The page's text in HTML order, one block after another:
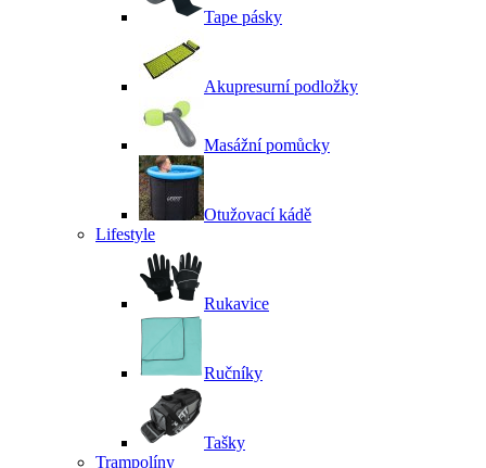
Tape pásky
Akupresurní podložky
Masážní pomůcky
Otužovací kádě
Lifestyle
Rukavice
Ručníky
Tašky
Trampolíny